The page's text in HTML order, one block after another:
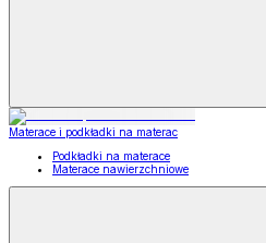
Materace i podkładki na materac
Podkładki na materace
Materace nawierzchniowe